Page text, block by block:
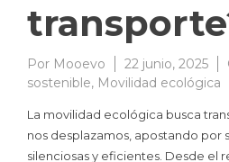
Por Mooevo 22 junio, 2025
sostenible, Movilidad ecológica
La movilidad ecológica busca
nos desplazamos, apostando por
silenciosas y eficientes. Desde el